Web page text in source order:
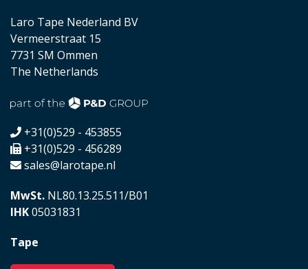
Laro Tape Nederland BV
Vermeerstraat 15
7731 SM Ommen
The Netherlands
+31(0)529 - 453855
+31(0)529 - 456289
sales@larotape.nl
MwSt. NL80.13.25.511/B01
IHK05031831
Tape